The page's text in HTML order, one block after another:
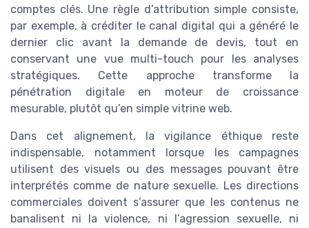
comptes clés. Une règle d’attribution simple consiste,
par exemple, à créditer le canal digital qui a généré le
dernier clic avant la demande de devis, tout en
conservant une vue multi-touch pour les analyses
stratégiques. Cette approche transforme la
pénétration digitale en moteur de croissance
mesurable, plutôt qu’en simple vitrine web.
Dans cet alignement, la vigilance éthique reste
indispensable, notamment lorsque les campagnes
utilisent des visuels ou des messages pouvant être
interprétés comme de nature sexuelle. Les directions
commerciales doivent s’assurer que les contenus ne
banalisent ni la violence, ni l’agression sexuelle, ni